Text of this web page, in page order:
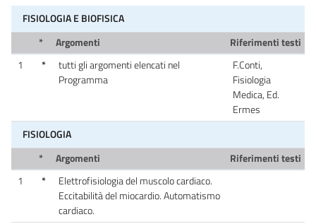
FISIOLOGIA E BIOFISICA
*
Argomenti
Riferimenti testi
1
*
tutti gli argomenti elencati nel
Programma
F.Conti,
Fisiologia
Medica, Ed.
Ermes
FISIOLOGIA
*
Argomenti
Riferimenti testi
1
*
Elettrofisiologia del muscolo cardiaco.
Eccitabilità del miocardio. Automatismo
cardiaco.